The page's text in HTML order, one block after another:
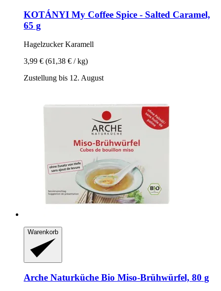
KOTÁNYI My Coffee Spice -​ Salted Caramel,
65 g
Hagelzucker Karamell
3,99 € (61,38 € / kg)
Zustellung bis 12. August
Warenkorb
Arche Naturküche Bio Miso-​Brühwürfel, 80 g